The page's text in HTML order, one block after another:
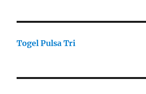
Togel Pulsa Tri